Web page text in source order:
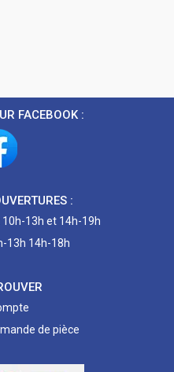
FACEBOOK :
:
10h-13h et 14h-19h
13h 14h-18h
de pièce